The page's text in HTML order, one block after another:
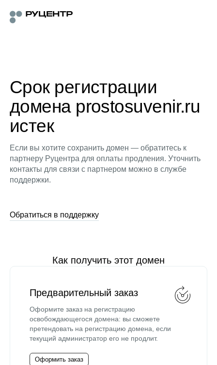
Срок регистрации
домена prostosuvenir.ru
истек
Если вы хотите сохранить домен — обратитесь к
партнеру Руцентра для оплаты продления. Уточнить
контакты для связи с партнером можно в службе
поддержки.
Обратиться в поддержку
Как получить этот домен
Предварительный заказ
Оформите заказ на регистрацию
освобождающегося домена: вы сможете
претендовать на регистрацию домена, если
текущий администратор его не продлит.
Оформить заказ